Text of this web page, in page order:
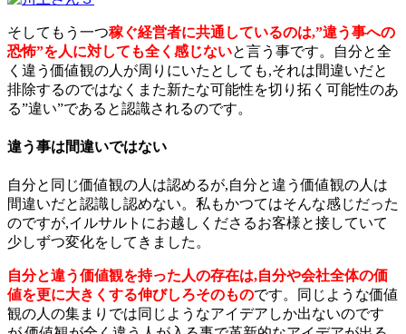
そしてもう一つ稼ぐ経営者に共通しているのは,”違う事への
恐怖”を人に対しても全く感じないと言う事です。自分と全
く違う価値観の人が周りにいたとしても,それは間違いだと
排除するのではなくまた新たな可能性を切り拓く可能性のあ
る”違い”であると認識されるのです。
違う事は間違いではない
自分と同じ価値観の人は認めるが,自分と違う価値観の人は
間違いだと認識し認めない。私もかつてはそんな感じだった
のですが,イルサルトにお越しくださるお客様と接していて
少しずつ変化をしてきました。
自分と違う価値観を持った人の存在は,自分や会社全体の価
値を更に大きくする伸びしろそのものです。同じような価値
観の人の集まりでは同じようなアイデアしか出ないのです